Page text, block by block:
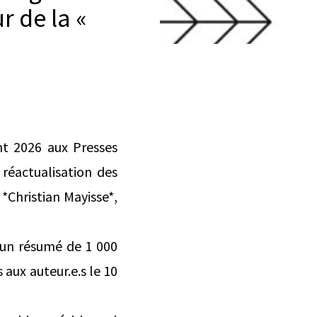
de la «
2026 aux Presses
des
Mayisse*,
résumé de 1 000
auteur.e.s le 10